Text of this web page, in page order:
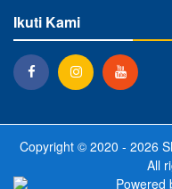
Ikuti Kami
Copyright © 2020 - 2026
All
Powered